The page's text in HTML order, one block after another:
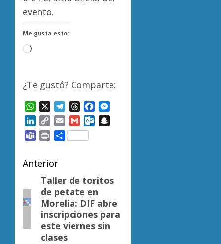
evento.
Me gusta esto:
Cargando...
¿Te gustó? Comparte:
WhatsAppTelegram
ThreadsFacebook
LinkedIn
Copy
Link
Email GmailOutlook.com
TeamsPrintCompartir
Navegación
de
entradas
Anterior
Entrada
anterior:
Taller de toritos
de petate en
Morelia: DIF abre
inscripciones para
este viernes sin
clases